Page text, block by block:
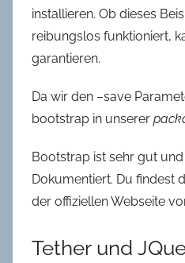
installieren. Ob dieses
reibungslos funktioniert,
garantieren.
Da wir den –save
bootstrap in unserer
Bootstrap ist sehr gut
Dokumentiert. Du findest
der offiziellen Webseite
Tether und